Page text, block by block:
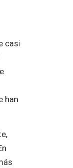
casi
han